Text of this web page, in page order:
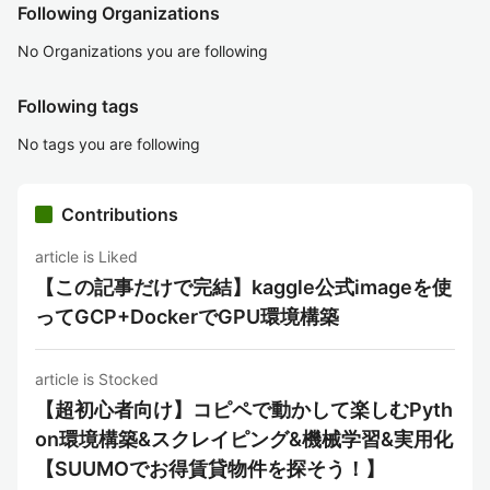
Following Organizations
No Organizations you are following
Following tags
No tags you are following
Contributions
article is Liked
【この記事だけで完結】kaggle公式imageを使
ってGCP+DockerでGPU環境構築
article is Stocked
【超初心者向け】コピペで動かして楽しむPyth
on環境構築&スクレイピング&機械学習&実用化
【SUUMOでお得賃貸物件を探そう！】